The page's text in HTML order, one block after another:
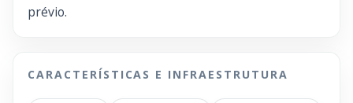
prévio.
CARACTERÍSTICAS E INFRAESTRUTURA